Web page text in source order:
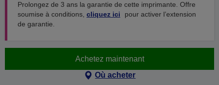
Prolongez de 3 ans la garantie de cette imprimante. Offre
soumise à conditions, cliquez ici
pour activer l’extension
de garantie.
Achetez maintenant
Où acheter